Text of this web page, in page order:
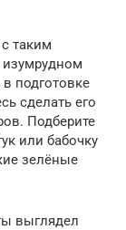
таким
изумрудном
подготовке
сделать его
Подберите
или бабочку
зелёные
выглядел